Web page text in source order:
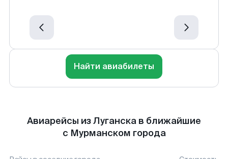
Найти авиабилеты
Авиарейсы из Луганска в ближайшие
с Мурманском города